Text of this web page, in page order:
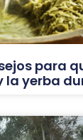
para
la yerba